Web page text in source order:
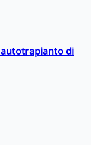
autotrapianto di